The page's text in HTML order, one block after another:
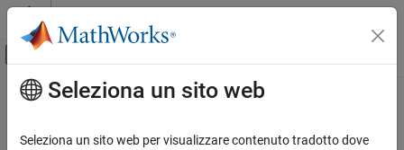
Vai al contenuto
Attiva/disattiva menu di navigazione
Pagina iniziale della documentazione
Contenuto principale
Seleziona un sito web
Seleziona un sito web per visualizzare contenuto tradotto dove